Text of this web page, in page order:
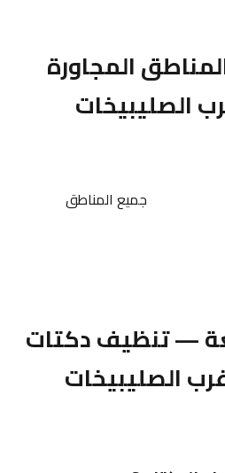
المجاورة
الصليبيخات
جميع المناطق
— تنظيف دكتات
الصليبيخات